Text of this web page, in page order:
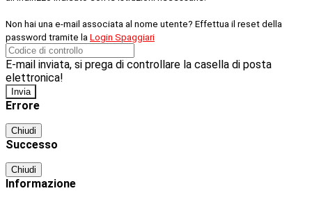
Non hai una e-mail associata al nome utente? Effettua il reset della
password tramite la Login Spaggiari
E-mail inviata, si prega di controllare la casella di posta
elettronica!
Errore
Chiudi
Successo
Chiudi
Informazione